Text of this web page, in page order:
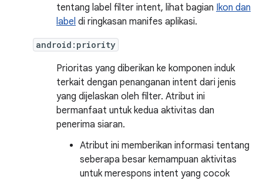
tentang label filter intent, lihat bagian Ikon dan
label di ringkasan manifes aplikasi.
android:priority
Prioritas yang diberikan ke komponen induk
terkait dengan penanganan intent dari jenis
yang dijelaskan oleh filter. Atribut ini
bermanfaat untuk kedua aktivitas dan
penerima siaran.
Atribut ini memberikan informasi tentang
seberapa besar kemampuan aktivitas
untuk merespons intent yang cocok